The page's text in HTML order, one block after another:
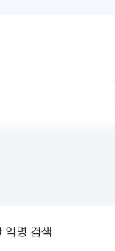
익명 검색